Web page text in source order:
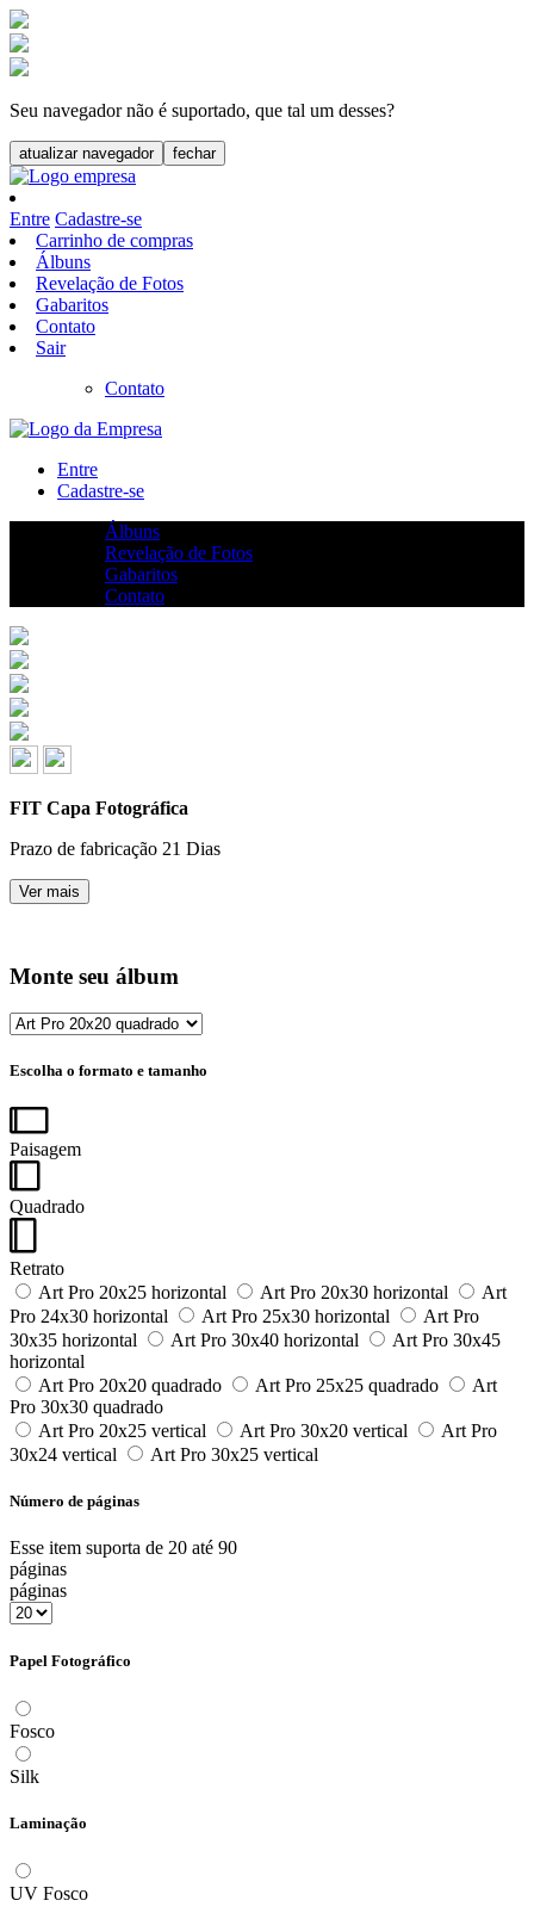
Seu navegador não é suportado, que tal um desses?
atualizar navegador fechar
Entre Cadastre-se
Carrinho de compras
Álbuns
Revelação de Fotos
Gabaritos
Contato
Sair
Contato
Entre
Cadastre-se
Álbuns
Revelação de Fotos
Gabaritos
Contato
FIT Capa Fotográfica
Prazo de fabricação 21 Dias
Ver mais
Monte seu álbum
Escolha o formato e tamanho
Paisagem
Quadrado
Retrato
Art Pro 20x25 horizontal
Art Pro 20x30 horizontal
Art
Pro 24x30 horizontal
Art Pro 25x30 horizontal
Art Pro
30x35 horizontal
Art Pro 30x40 horizontal
Art Pro 30x45
horizontal
Art Pro 20x20 quadrado
Art Pro 25x25 quadrado
Art
Pro 30x30 quadrado
Art Pro 20x25 vertical
Art Pro 30x20 vertical
Art Pro
30x24 vertical
Art Pro 30x25 vertical
Número de páginas
Esse item suporta de 20 até 90
páginas
páginas
Papel Fotográfico
Fosco
Silk
Laminação
UV Fosco